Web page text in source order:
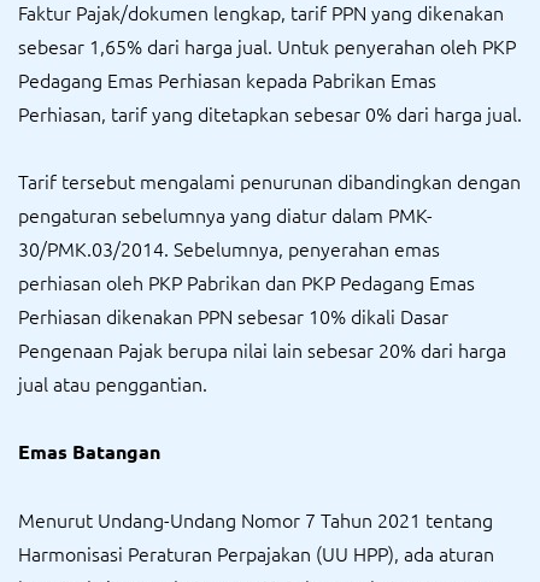
Faktur Pajak/dokumen lengkap, tarif PPN yang dikenakan
sebesar 1,65% dari harga jual. Untuk penyerahan oleh PKP
Pedagang Emas Perhiasan kepada Pabrikan Emas
Perhiasan, tarif yang ditetapkan sebesar 0% dari harga jual.
Tarif tersebut mengalami penurunan dibandingkan dengan
pengaturan sebelumnya yang diatur dalam PMK-
30/PMK.03/2014. Sebelumnya, penyerahan emas
perhiasan oleh PKP Pabrikan dan PKP Pedagang Emas
Perhiasan dikenakan PPN sebesar 10% dikali Dasar
Pengenaan Pajak berupa nilai lain sebesar 20% dari harga
jual atau penggantian.
Emas Batangan
Menurut Undang-Undang Nomor 7 Tahun 2021 tentang
Harmonisasi Peraturan Perpajakan (UU HPP), ada aturan